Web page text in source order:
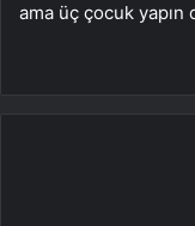
ama üç çocuk yapın